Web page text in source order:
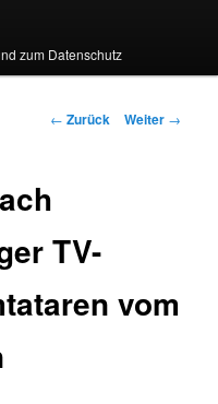
zum Datenschutz
Beitragsnavigation
← Zurück Weiter →
TV-
vom